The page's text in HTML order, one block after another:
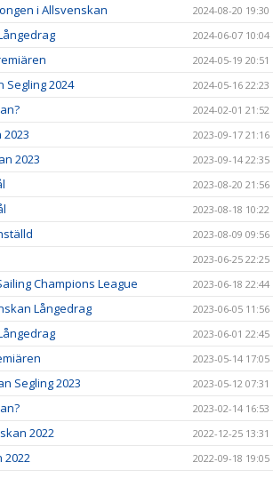
i Allsvenskan 2024-08-20 19:30
2024-06-07 10:04
2024-05-19 20:51
Segling 2024 2024-05-16 22:23
2024-02-01 21:52
2023 2023-09-17 21:16
2023 2023-09-14 22:35
2023-08-20 21:56
2023-08-18 10:22
2023-08-09 09:56
2023-06-25 22:25
Champions League 2023-06-18 22:44
Långedrag 2023-06-05 11:56
2023-06-01 22:45
2023-05-14 17:05
Segling 2023 2023-05-12 07:31
2023-02-14 16:53
2022 2022-12-25 13:31
2022 2022-09-18 19:05